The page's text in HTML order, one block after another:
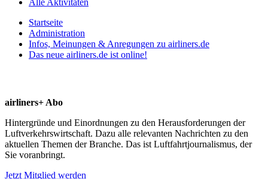
Startseite
Administration
Infos, Meinungen & Anregungen zu airliners.de
Das neue airliners.de ist online!
airliners+ Abo
Hintergründe und Einordnungen zu den Herausforderungen der
Luftverkehrswirtschaft. Dazu alle relevanten Nachrichten zu den
aktuellen Themen der Branche. Das ist Luftfahrtjournalismus, der
Sie voranbringt.
Jetzt Mitglied werden